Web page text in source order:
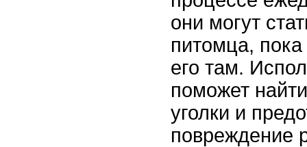
они могут
питомца,
его там.
поможет
уголки и
повреждение